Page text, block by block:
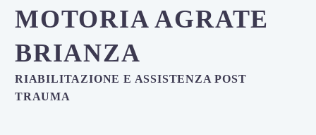
MOTORIA AGRATE
BRIANZA
RIABILITAZIONE E ASSISTENZA POST
TRAUMA